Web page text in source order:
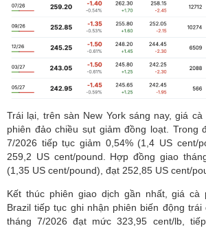
Trái lại, trên sàn New York sáng nay, giá cà
phiên đảo chiều sụt giảm đồng loạt. Trong
7/2026 tiếp tục giảm 0,54% (1,4 US cent/
259,2 US cent/pound. Hợp đồng giao
(1,35 US cent/pound), đạt 252,85 US cent/
Kết thúc phiên giao dịch gần nhất, giá cà
Brazil tiếp tục ghi nhận phiên biến động trái
tháng 7/2026 đạt mức 323,95 cent/lb,